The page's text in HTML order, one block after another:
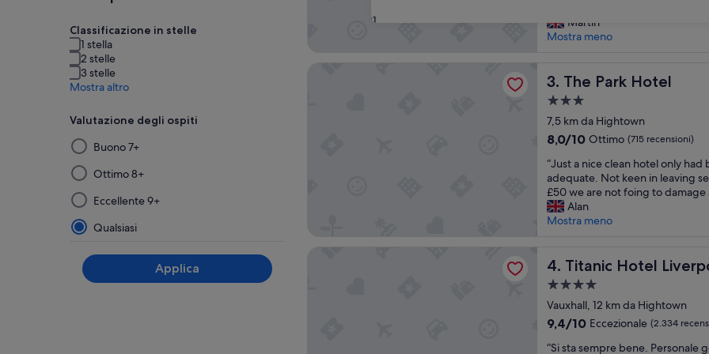
31
Classificazione in stelle
1 stella
2 stelle
3 stelle
Mostra altro
Valutazione degli ospiti
Selezionando
e
applicando
uno
dei
filtri
di
questo
gruppo,
Buono 7+
Ottimo 8+
Eccellente 9+
Qualsiasi
Applica
g
a
e
b
u
o
a
l
a
c
o
z
o
n
e
i
Meraviglioso,
(575
.
”
Martin
Mostra meno
3. The Park Hotel
The Park Hotel
Struttura
a
3.0
7,5 km da Hightown
8.0
10,
Ottimo,
(715
recensioni)
8,0/10 Ottimo (715 recensioni)
“
J
u
s
t
e
c
l
a
“Just a nice clean hotel only had
adequate. Not keen in leaving
£50 we are not foing to damage
Alan
Mostra meno
4. Titanic Hotel
Titanic Hotel Liverpool
Struttura
a
4.0
Vauxhall, 12 km da Hightown
9.4
10,
9,4/10 Eccezionale (2.334
““Si sta sempre bene. Personale